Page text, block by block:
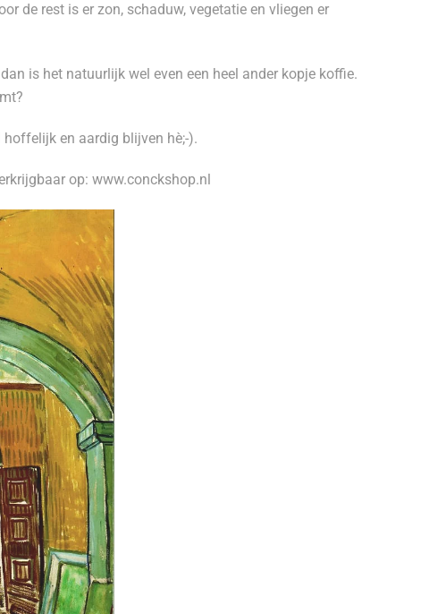
de rest is er zon, schaduw, vegetatie en vliegen er
is het natuurlijk wel even een heel ander kopje koffie.
en aardig blijven hè;-).
op: www.conckshop.nl